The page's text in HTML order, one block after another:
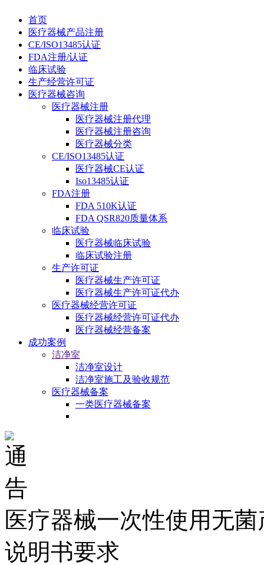
首页
医疗器械产品注册
CE/ISO13485认证
FDA注册/认证
临床试验
生产经营许可证
医疗器械咨询
医疗器械注册
医疗器械注册代理
医疗器械注册咨询
医疗器械分类
CE/ISO13485认证
医疗器械CE认证
Iso13485认证
FDA注册
FDA 510K认证
FDA QSR820质量体系
临床试验
医疗器械临床试验
临床试验注册
生产许可证
医疗器械生产许可证
医疗器械生产许可证代办
医疗器械经营许可证
医疗器械经营许可证代办
医疗器械经营备案
成功案例
洁净室
洁净室设计
洁净室施工及验收规范
医疗器械备案
一类医疗器械备案
医疗器械一次性使用无
说明书要求